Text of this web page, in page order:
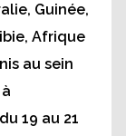
Guinée,
Afrique
au sein
19 au 21